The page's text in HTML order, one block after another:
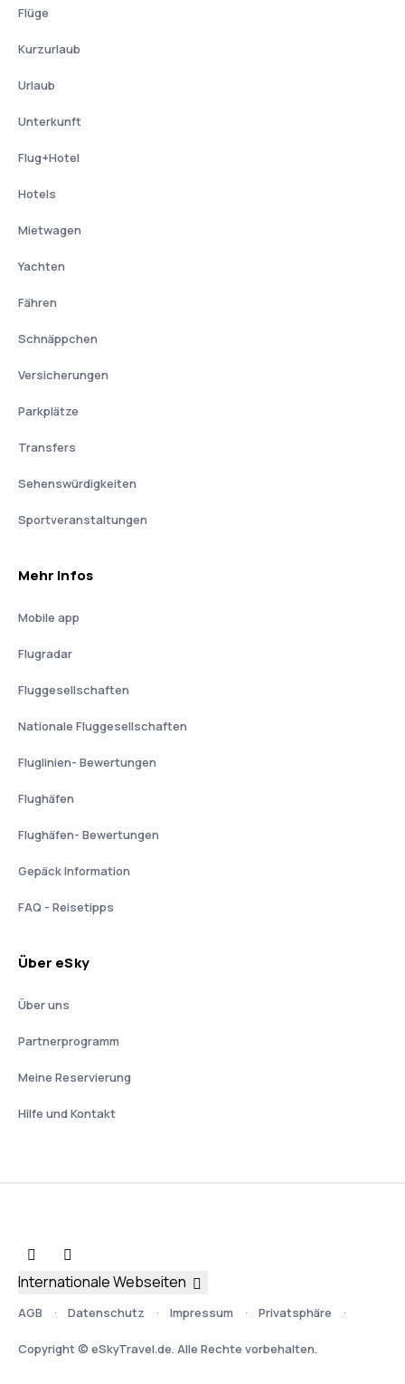
Flüge
Kurzurlaub
Urlaub
Unterkunft
Flug+Hotel
Hotels
Mietwagen
Yachten
Fähren
Schnäppchen
Versicherungen
Parkplätze
Transfers
Sehenswürdigkeiten
Sportveranstaltungen
Mehr Infos
Mobile app
Flugradar
Fluggesellschaften
Nationale Fluggesellschaften
Fluglinien- Bewertungen
Flughäfen
Flughäfen- Bewertungen
Gepäck Information
FAQ - Reisetipps
Über eSky
Über uns
Partnerprogramm
Meine Reservierung
Hilfe und Kontakt
AGB Datenschutz Impressum Privatsphäre
Copyright © eSkyTravel.de. Alle Rechte vorbehalten.
Internationale Webseiten